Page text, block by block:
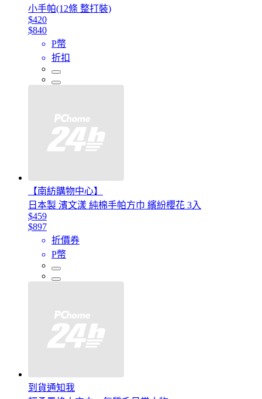
小手帕(12條 整打裝)
$420
$840
P幣
折扣
【南紡購物中心】
日本製 濱文漾 純棉手帕方巾 繽紛櫻花 3入
$459
$897
折價券
P幣
到貨通知我